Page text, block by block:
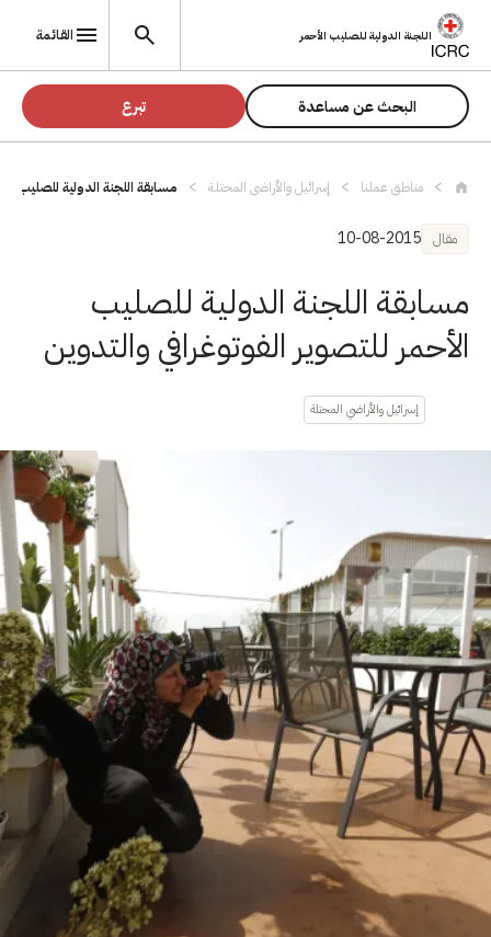
تجاوز إلى المحتوى الرئيسي
اللجنة الدولية للصليب الأحمر القائمة
البحث عن مساعدة تبرع
مناطق عملنا إسرائيل والأراضي المحتلة مسابقة اللجنة الدولية للصليب
مقال 10-08-2015
مسابقة اللجنة الدولية للصليب
الأحمر للتصوير الفوتوغرافي والتدوين
إسرائيل والأراضي المحتلة